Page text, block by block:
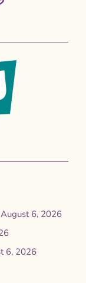
August 6, 2026
6, 2026